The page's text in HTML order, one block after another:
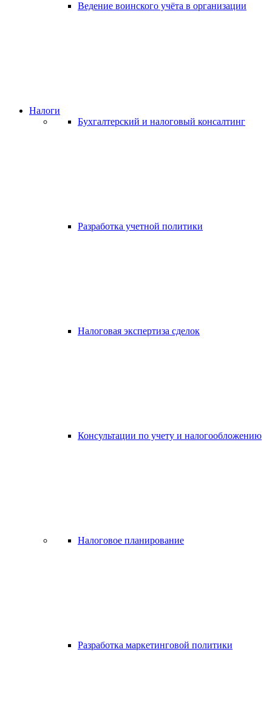
Ведение воинского учёта в организации
Налоги
Бухгалтерский и налоговый консалтинг
Разработка учетной политики
Налоговая экспертиза сделок
Консультации по учету и налогообложению
Налоговое планирование
Разработка маркетинговой политики